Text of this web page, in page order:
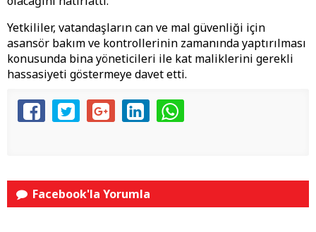
Yetkililer, vatandaşların can ve mal güvenliği için
asansör bakım ve kontrollerinin zamanında yaptırılması
konusunda bina yöneticileri ile kat maliklerini gerekli
hassasiyeti göstermeye davet etti.
Facebook'la Yorumla